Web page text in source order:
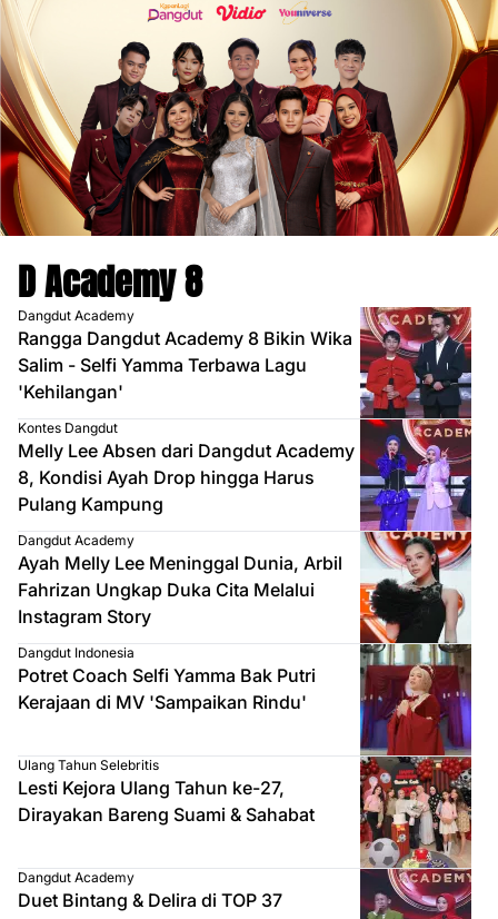
D Academy 8
Dangdut Academy
Rangga Dangdut Academy 8 Bikin Wika
Salim - Selfi Yamma Terbawa Lagu
'Kehilangan'
Kontes Dangdut
Melly Lee Absen dari Dangdut Academy
8, Kondisi Ayah Drop hingga Harus
Pulang Kampung
Dangdut Academy
Ayah Melly Lee Meninggal Dunia, Arbil
Fahrizan Ungkap Duka Cita Melalui
Instagram Story
Dangdut Indonesia
Potret Coach Selfi Yamma Bak Putri
Kerajaan di MV 'Sampaikan Rindu'
Ulang Tahun Selebritis
Lesti Kejora Ulang Tahun ke-27,
Dirayakan Bareng Suami & Sahabat
Dangdut Academy
Duet Bintang & Delira di TOP 37